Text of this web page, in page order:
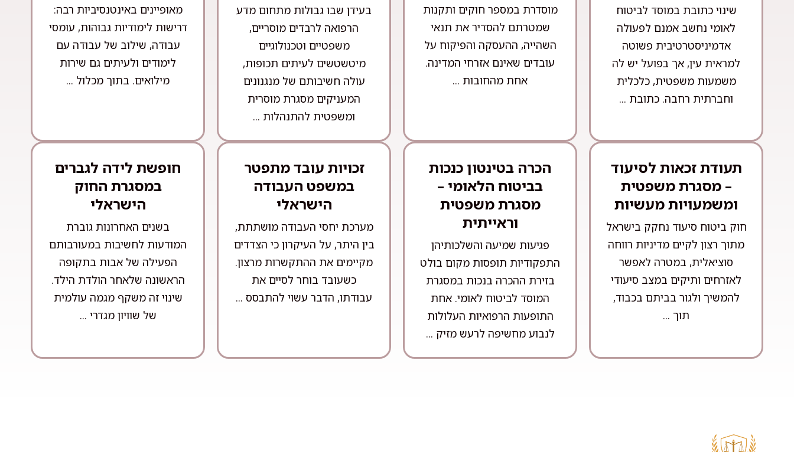
שינוי כתובת במוסד לביטוח
לאומי נחשב אמנם לפעולה
אדמיניסטרטיבית פשוטה
למראית עין, אך בפועל יש לה
משמעות משפטית, כלכלית
וחברתית רחבה. כתובת ...
מוסדרת במספר חוקים ותקנות
שמטרתם להסדיר את תנאי
השהייה, ההעסקה והפיקוח על
עובדים שאינם אזרחי המדינה.
אחת מהחובות ...
בעידן שבו גבולות מתחום מדע
הרפואה לרבדים מוסריים,
משפטיים וטכנולוגיים
מיטשטשים לעיתים תכופות,
עולה חשיבותם של מנגנונים
המעניקים מסגרת מוסרית
ומשפטית להתנהלות ...
מאופיינים באינטנסיביות רבה:
דרישות לימודיות גבוהות, עומסי
עבודה, שילוב של עבודה עם
לימודים ולעיתים גם שירות
מילואים. בתוך מכלול ...
תעודת זכאות לסיעוד
– מסגרת משפטית
ומשמעויות מעשיות
חוק ביטוח סיעוד נחקק בישראל
מתוך רצון לקיים מדיניות רווחה
סוציאלית, במטרה לאפשר
לאזרחים ותיקים במצב סיעודי
להמשיך ולגור בביתם בכבוד,
תוך ...
הכרה בטינטון כנכות
בביטוח הלאומי –
מסגרת משפטית
וראייתית
פגיעות שמיעה והשלכותיהן
התפקודיות תופסות מקום בולט
בזירת ההכרה בנכות במסגרת
המוסד לביטוח לאומי. אחת
התופעות הרפואיות העלולות
לנבוע מחשיפה לרעש מזיק ...
זכויות עובד מתפטר
במשפט העבודה
הישראלי
מערכת יחסי העבודה מושתתת,
בין היתר, על העיקרון כי הצדדים
מקיימים את ההתקשרות מרצון.
כשעובד בוחר לסיים את
עבודתו, הדבר עשוי להתבסס ...
חופשת לידה לגברים
במסגרת החוק
הישראלי
בשנים האחרונות גוברת
המודעות לחשיבות במעורבותם
הפעילה של אבות בתקופה
הראשונה שלאחר הולדת הילד.
שינוי זה משקף מגמה עולמית
של שוויון מגדרי ...